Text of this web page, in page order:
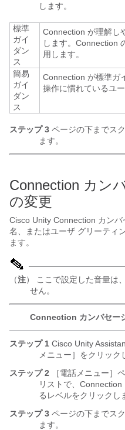
します。
標準
ガイ
ダン
ス
Connection が理解し
します。Connection
用します。
簡易
ガイ
ダン
ス
Connection が標準ガ
操作に慣れているユ
ステップ 3 ページの下までス
ます。
Connection カン
の変更
Cisco Unity Connection カン
名、またはユーザ グリーティ
ます。
（注） ここで設定した音量は
せん。
Connection カンバセー
ステップ 1 Cisco Unity
メニュー］をクリック
ステップ 2 ［電話メニュー］
リストで、
るレベルをクリックし
ステップ 3 ページの下までス
ます。